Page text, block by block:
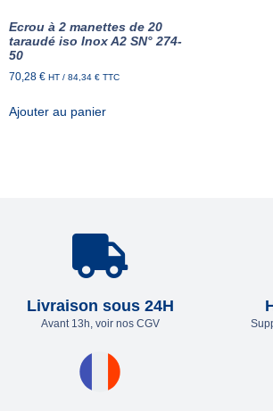
Ecrou à 2 manettes de 20
taraudé iso Inox A2 SN° 274-
50
70,28 € HT / 84,34 € TTC
Ajouter au panier
Livraison sous 24H
Avant 13h, voir nos CGV